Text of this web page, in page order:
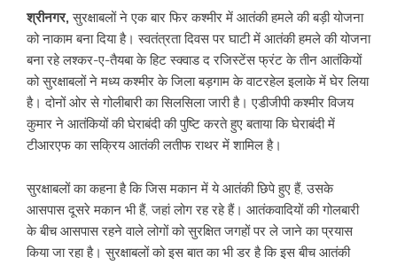
श्रीनगर,सुरक्षाबलों ने एक बार फिर कश्मीर में आतंकी हमले की बड़ी योजना
को नाकाम बना दिया है। स्वतंत्रता दिवस पर घाटी में आतंकी हमले की योजना
बना रहे लश्कर-ए-तैयबा के हिट स्क्वाड द रजिस्टेंस फ्रंट के तीन आतंकियों
को सुरक्षाबलों ने मध्य कश्मीर के जिला बड़गाम के वाटरहेल इलाके में घेर लिया
है। दोनों ओर से गोलीबारी का सिलसिला जारी है। एडीजीपी कश्मीर विजय
कुमार ने आतंकियों की घेराबंदी की पुष्टि करते हुए बताया कि घेराबंदी में
टीआरएफ का सक्रिय आतंकी लतीफ राथर में शामिल है।
सुरक्षाबलों का कहना है कि जिस मकान में ये आतंकी छिपे हुए हैं, उसके
आसपास दूसरे मकान भी हैं, जहां लोग रह रहे हैं। आतंकवादियों की गोलबारी
के बीच आसपास रहने वाले लोगों को सुरक्षित जगहों पर ले जाने का प्रयास
किया जा रहा है। सुरक्षाबलों को इस बात का भी डर है कि इस बीच आतंकी